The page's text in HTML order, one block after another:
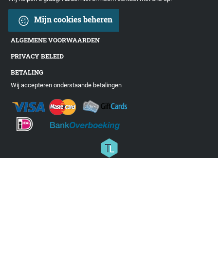
Mijn cookies beheren
ALGEMENE VOORWAARDEN
PRIVACY BELEID
BETALING
Wij accepteren onderstaande betalingen